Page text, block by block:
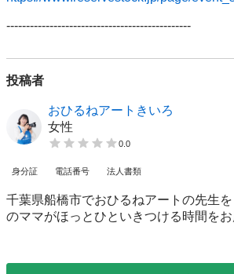
-----------------------------------------------
投稿者
おひるねアートきいろ
女性
0.0
身分証 電話番号 法人書類
千葉県船橋市でおひるねアートの先生
のママがほっとひといきつける時間をお